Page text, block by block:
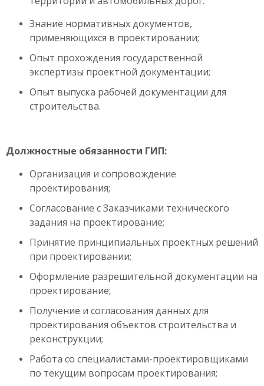
Знание нормативных документов,
применяющихся в проектировании;
Опыт прохождения государственной
экспертизы проектной документации;
Опыт выпуска рабочей документации для
строительства.
Должностные обязанности ГИП:
Организация и сопровождение
проектирования;
Согласование с Заказчиками технического
задания на проектирование;
Принятие принципиальных проектных решений
при проектировании;
Оформление разрешительной документации на
проектирование;
Получение и согласования данных для
проектирования объектов строительства и
реконструкции;
Работа со специалистами-проектировщиками
по текущим вопросам проектирования;